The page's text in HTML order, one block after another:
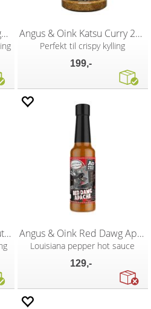
Angus & Oink Japanese Togorashi 225g Angus & Oink Katsu Curry 215g
Perfekt til crispy kylling
199,-
Angus & Oink Ras el Hanout 205g Angus & Oink Red Dawg Apache 150ML
Louisiana pepper hot sauce
129,-